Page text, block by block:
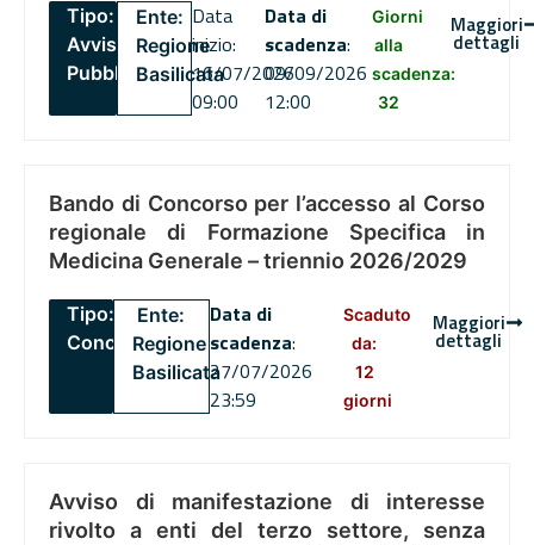
Tipo:
Avviso
Pubblico
Ente:
Regione
Basilicata
Data
inizio:
16/07/2026
09:00
Data di
scadenza:
09/09/2026
12:00
Giorni
alla
scadenza:
32
Maggiori
dettagli
Bando di Concorso per l’accesso al Corso
regionale di Formazione Specifica in
Medicina Generale – triennio 2026/2029
Tipo:
Concorsi
Ente:
Regione
Basilicata
Data di
scadenza:
27/07/2026
23:59
Scaduto
da:
12
giorni
Maggiori
dettagli
Avviso di manifestazione di interesse
rivolto a enti del terzo settore, senza